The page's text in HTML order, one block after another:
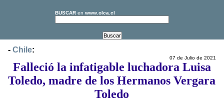
BUSCAR en www.olca.cl
- Chile:
07 de Julio de 2021
Falleció la infatigable luchadora Luisa
Toledo, madre de los Hermanos Vergara
Toledo